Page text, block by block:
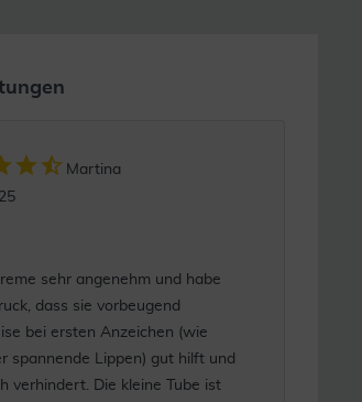
Martina
sehr angenehm und habe
dass sie vorbeugend
bei ersten Anzeichen (wie
spannende Lippen) gut hilft und
verhindert. Die kleine Tube ist